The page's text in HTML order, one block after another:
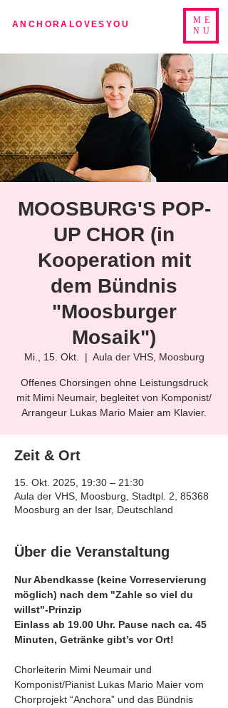
ANCHORALOVESYOU
ME
NU
MOOSBURG'S POP-
UP CHOR (in
Kooperation mit
dem Bündnis
"Moosburger
Mosaik")
Mi., 15. Okt.
  |
Aula der VHS, Moosburg
Offenes Chorsingen ohne Leistungsdruck
mit Mimi Neumair, begleitet von Komponist/
Arrangeur Lukas Mario Maier am Klavier.
Zeit & Ort
15. Okt. 2025, 19:30 – 21:30
Aula der VHS, Moosburg, Stadtpl. 2, 85368
Moosburg an der Isar, Deutschland
Über die Veranstaltung
Nur Abendkasse (keine Vorreservierung
möglich) nach dem "Zahle so viel du
willst"-Prinzip
Einlass ab 19.00 Uhr. Pause nach ca. 45
Minuten, Getränke gibt’s vor Ort!
Chorleiterin Mimi Neumair und
Komponist/Pianist Lukas Mario Maier vom
Chorprojekt “Anchora” und das Bündnis